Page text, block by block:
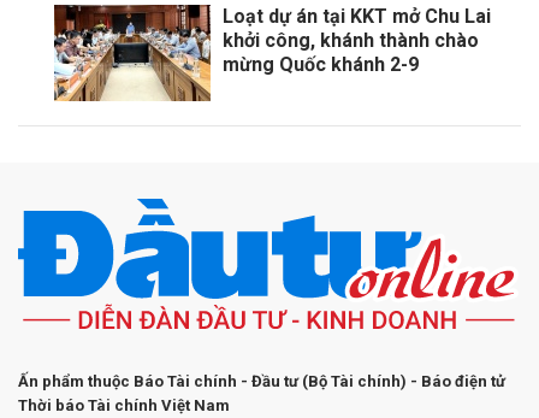
Loạt dự án tại KKT mở Chu Lai
khởi công, khánh thành chào
mừng Quốc khánh 2-9
Ấn phẩm thuộc Báo Tài chính - Đầu tư (Bộ Tài chính) - Báo điện tử
Thời báo Tài chính Việt Nam